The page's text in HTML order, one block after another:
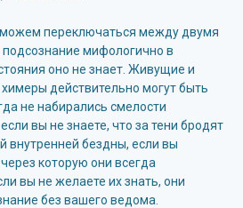
переключаться между двумя
мифологично в
оно не знает. Живущие и
действительно могут быть
не набирались смелости
вы не знаете, что за тени бродят
бездны, если вы
которую они всегда
вы не желаете их знать, они
без вашего ведома.